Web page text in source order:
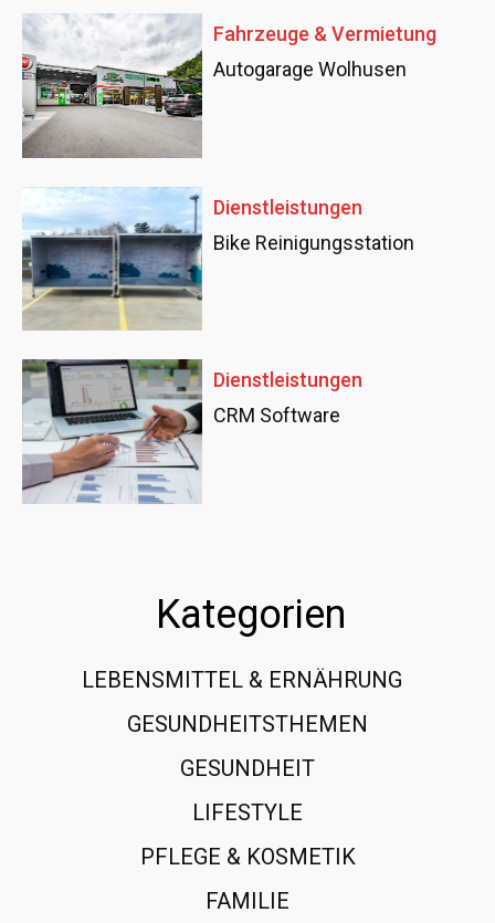
Fahrzeuge & Vermietung
Autogarage Wolhusen
Dienstleistungen
Bike Reinigungsstation
Dienstleistungen
CRM Software
Kategorien
LEBENSMITTEL & ERNÄHRUNG
GESUNDHEITSTHEMEN
GESUNDHEIT
LIFESTYLE
PFLEGE & KOSMETIK
FAMILIE